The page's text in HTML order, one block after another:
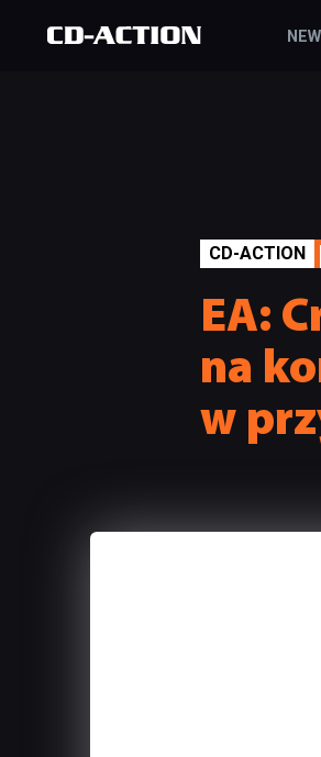
CD-ACTION
EA:
na
w